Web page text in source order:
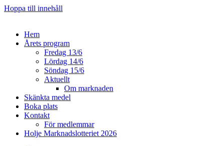
Hoppa till innehåll
Hem
Årets program
Fredag 13/6
Lördag 14/6
Söndag 15/6
Aktuellt
Om marknaden
Skänkta medel
Boka plats
Kontakt
För medlemmar
Holje Marknadslotteriet 2026